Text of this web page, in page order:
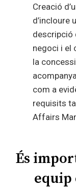
Creació
d’incloure
descripció
negoci i el
la
com a
requisits
Affairs
És
equip